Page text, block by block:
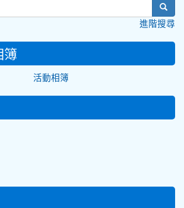
進階搜尋
簿
活動相簿